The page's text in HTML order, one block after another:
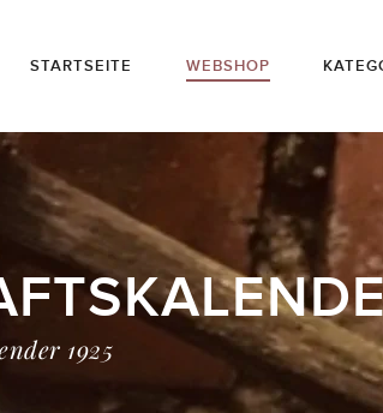
STARTSEITE WEBSHOP
1925